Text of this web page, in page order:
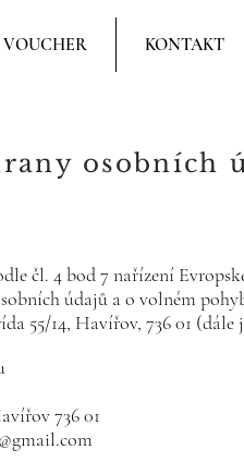
VOUCHER KONTAKT
osobních
čl. 4 bod 7 nařízení
údajů a o volném
55/14, Havířov, 736 01 (dále
736 01